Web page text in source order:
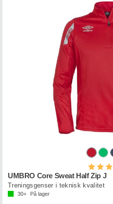
Karakter:
UMBRO Core Sweat Half Zip J
Treningsgenser i teknisk kvalitet
30+ På lager